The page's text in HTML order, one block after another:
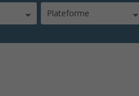
Plateforme